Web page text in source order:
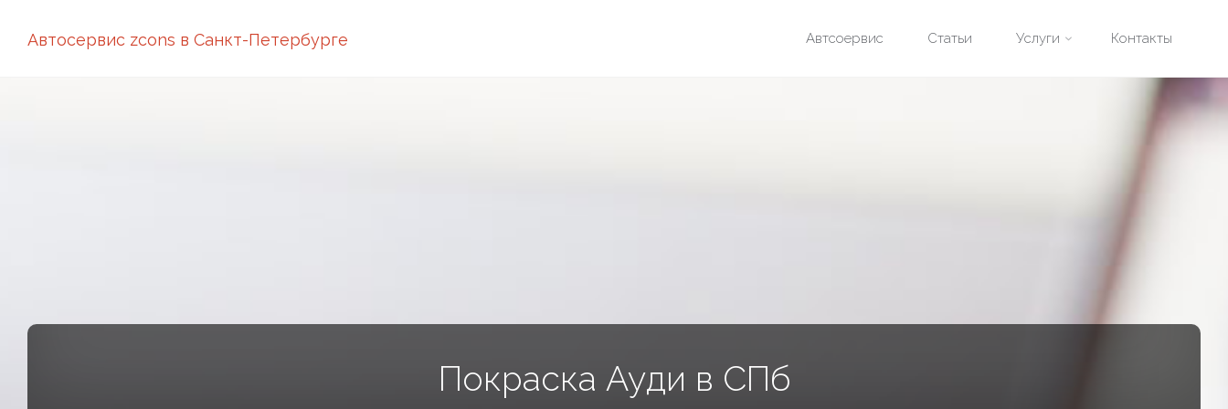
Автосервис zcons в Санкт-Петербурге Автсоервис Статьи Услуги Контакты
Покраска Ауди в СПб